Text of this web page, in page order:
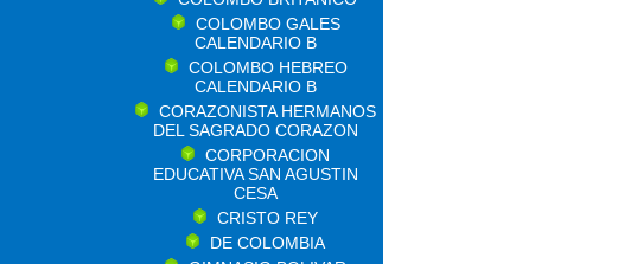
COLOMBO GALES
CALENDARIO B
COLOMBO HEBREO
CALENDARIO B
CORAZONISTA HERMANOS
DEL SAGRADO CORAZON
CORPORACION
EDUCATIVA SAN AGUSTIN
CESA
CRISTO REY
DE COLOMBIA